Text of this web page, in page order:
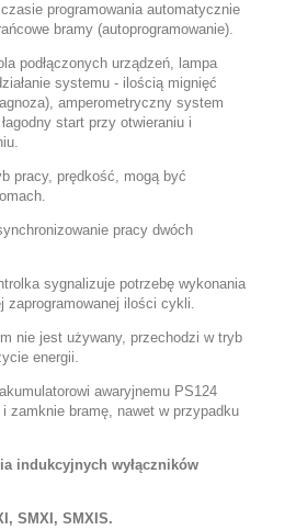
czasie programowania automatycznie
bramy (autoprogramowanie).
podłączonych urządzeń, lampa
systemu - ilością mignięć
amperometryczny system
start przy otwieraniu i
pracy, prędkość, mogą być
pracy dwóch
sygnalizuje potrzebę wykonania
zaprogramowanej ilości cykli.
nie jest używany, przechodzi w tryb
energii.
awaryjnemu PS124
i zamknie bramę, nawet w przypadku
indukcyjnych wyłączników
SMXI, SMXIS.